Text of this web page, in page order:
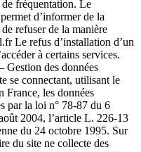
de fréquentation. Le
d’informer de la
refuser de la manière
Le refus d’installation d’un
à certains services.
Gestion des données
se connectant, utilisant le
France, les données
par la loi n° 78-87 du 6
2004, l’article L. 226-13
du 24 octobre 1995. Sur
du site ne collecte des